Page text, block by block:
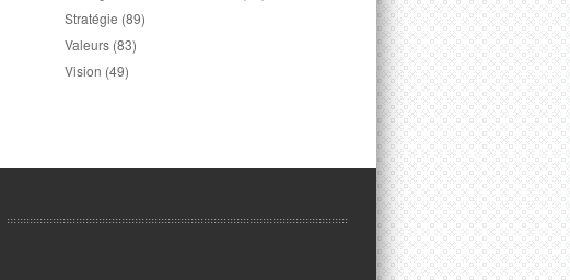
Stratégie (89)
Valeurs (83)
Vision (49)